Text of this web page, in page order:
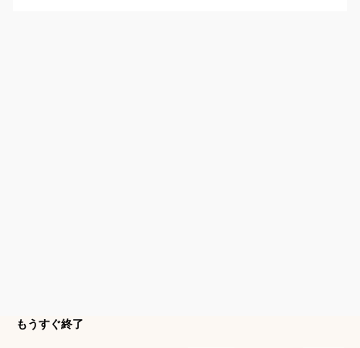
もうすぐ終了